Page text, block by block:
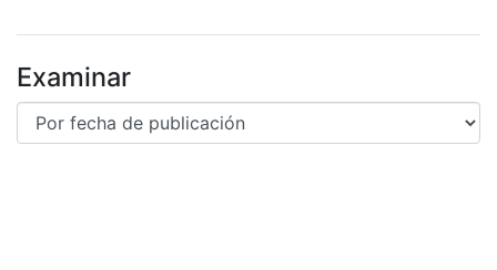
Examinar